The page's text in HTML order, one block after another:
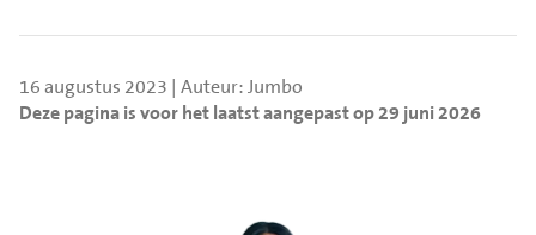
16 augustus 2023 | Auteur: Jumbo
Deze pagina is voor het laatst aangepast op 29 juni 2026